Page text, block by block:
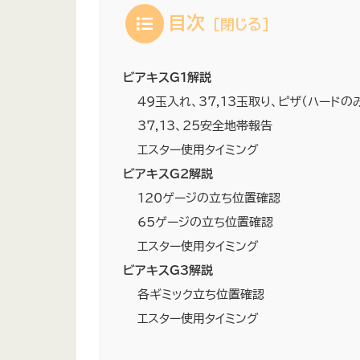
目次
ビアキスG1解説
49玉入れ、37,13玉取り、ピザ（ハードの
37,13、25安全地帯報告
エスター使用タイミング
ビアキスG2解説
120ゲージの立ち位置確認
65ゲージの立ち位置確認
エスター使用タイミング
ビアキスG3解説
各ギミック立ち位置確認
エスター使用タイミング